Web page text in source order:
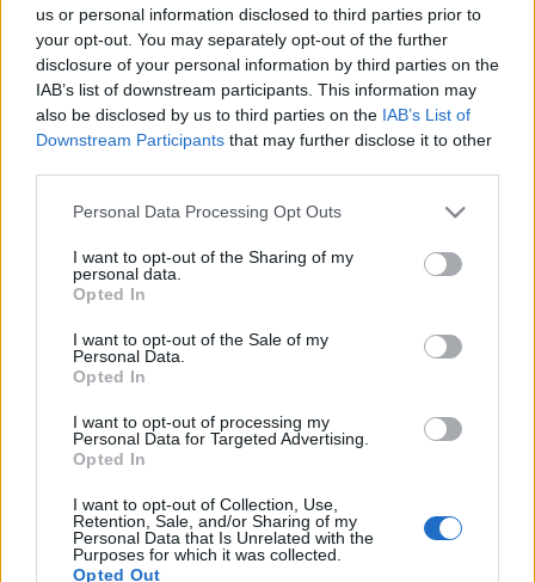
us or personal information disclosed to third parties prior to
your opt-out. You may separately opt-out of the further
disclosure of your personal information by third parties on the
IAB’s list of downstream participants. This information may
also be disclosed by us to third parties on the IAB’s List of
Downstream Participants that may further disclose it to other
Please note that this website/app uses one or more Google
not limited to your visit or usage behaviour. You may click to
grant or deny consent to Google and its third-party tags to
use your data for below specified purposes in below Google
consent section.
Personal Data Processing Opt Outs
I want to opt-out of the Sharing of my
personal data.
Opted In
I want to opt-out of the Sale of my
Personal Data.
Opted In
I want to opt-out of processing my
Personal Data for Targeted Advertising.
Opted In
I want to opt-out of Collection, Use,
Retention, Sale, and/or Sharing of my
Personal Data that Is Unrelated with the
Purposes for which it was collected.
Opted Out
nagyszabású kiállításoknak köszönhetően dinamikusan nőtt
az intézmény látogatottsága. 2005-ben csaknem 400
ezren, 2006-ban, a centenáriumi évben pedig már több mint
600 ezren tekintették meg az itt látható kiállításokat.
A 750000. látogatótBaán László , a múzeum főigazgatója
köszönti majd a múzeum Márvány csarnokában.
MEGOSZTÁS